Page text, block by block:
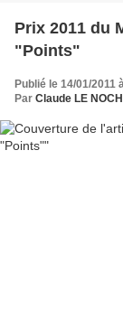
Prix 2011 du
"Points"
Publié le 14/01/2011
Par Claude LE